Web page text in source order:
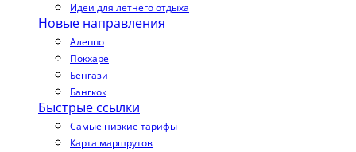
Идеи для летнего отдыха
Новые направления
Алеппо
Покхаре
Бенгази
Бангкок
Быстрые ссылки
Самые низкие тарифы
Карта маршрутов